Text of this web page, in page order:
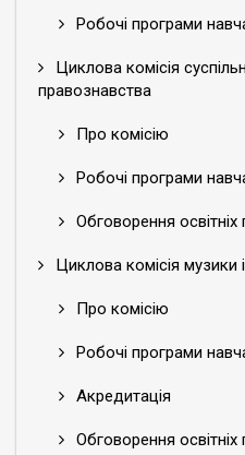
Робочі програми
Циклова комісія
правознавства
Про комісію
Робочі програми
Обговорення освітніх
Циклова комісія музики
Про комісію
Робочі програми
Акредитація
Обговорення освітніх